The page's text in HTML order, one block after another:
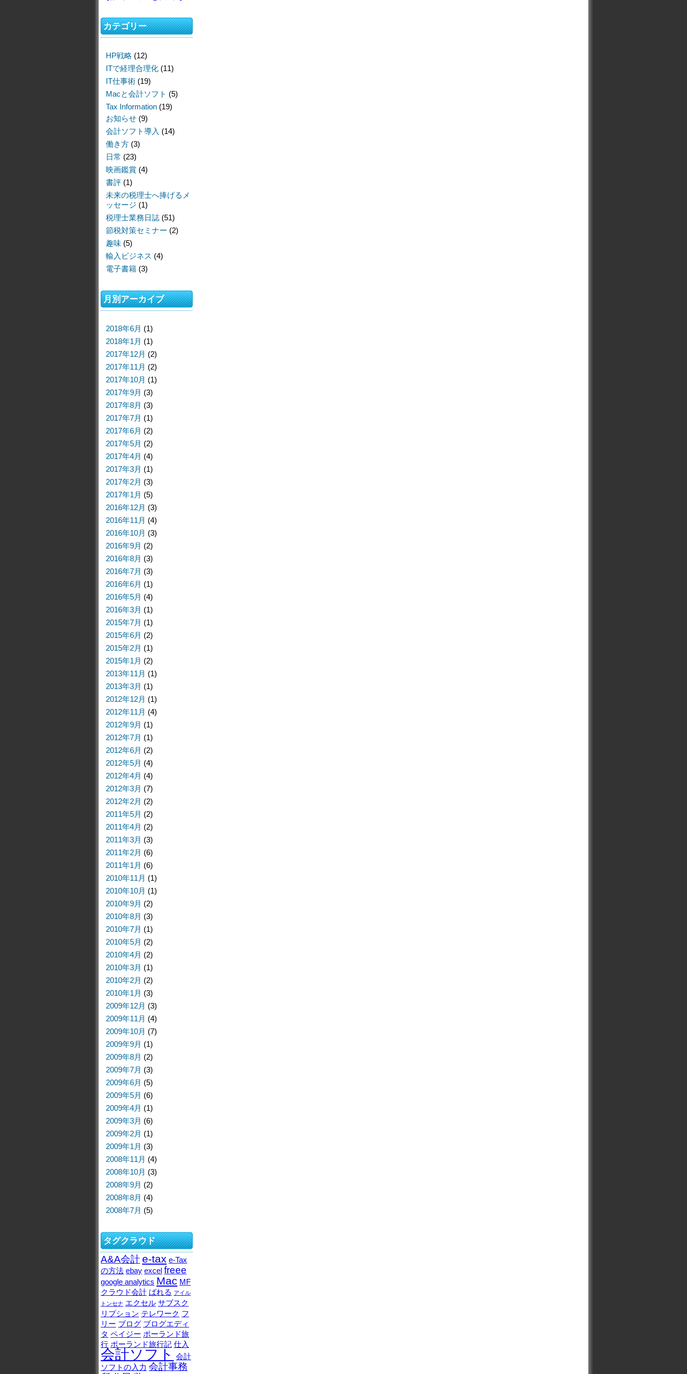
カテゴリー
HP戦略 (12)
ITで経理合理化 (11)
IT仕事術 (19)
Macと会計ソフト (5)
Tax Information (19)
お知らせ (9)
会計ソフト導入 (14)
働き方 (3)
日常 (23)
映画鑑賞 (4)
書評 (1)
未来の税理士へ捧げるメ
ッセージ (1)
税理士業務日誌 (51)
節税対策セミナー (2)
趣味 (5)
輸入ビジネス (4)
電子書籍 (3)
月別アーカイブ
2018年6月 (1)
2018年1月 (1)
2017年12月 (2)
2017年11月 (2)
2017年10月 (1)
2017年9月 (3)
2017年8月 (3)
2017年7月 (1)
2017年6月 (2)
2017年5月 (2)
2017年4月 (4)
2017年3月 (1)
2017年2月 (3)
2017年1月 (5)
2016年12月 (3)
2016年11月 (4)
2016年10月 (3)
2016年9月 (2)
2016年8月 (3)
2016年7月 (3)
2016年6月 (1)
2016年5月 (4)
2016年3月 (1)
2015年7月 (1)
2015年6月 (2)
2015年2月 (1)
2015年1月 (2)
2013年11月 (1)
2013年3月 (1)
2012年12月 (1)
2012年11月 (4)
2012年9月 (1)
2012年7月 (1)
2012年6月 (2)
2012年5月 (4)
2012年4月 (4)
2012年3月 (7)
2012年2月 (2)
2011年5月 (2)
2011年4月 (2)
2011年3月 (3)
2011年2月 (6)
2011年1月 (6)
2010年11月 (1)
2010年10月 (1)
2010年9月 (2)
2010年8月 (3)
2010年7月 (1)
2010年5月 (2)
2010年4月 (2)
2010年3月 (1)
2010年2月 (2)
2010年1月 (3)
2009年12月 (3)
2009年11月 (4)
2009年10月 (7)
2009年9月 (1)
2009年8月 (2)
2009年7月 (3)
2009年6月 (5)
2009年5月 (6)
2009年4月 (1)
2009年3月 (6)
2009年2月 (1)
2009年1月 (3)
2008年11月 (4)
2008年10月 (3)
2008年9月 (2)
2008年8月 (4)
2008年7月 (5)
タグクラウド
A&A会計e-tax e-Tax
の方法 ebay excel freee
google analytics Mac MF
クラウド会計 ばれる アイル
トンセナ エクセル サブスク
リプション テレワーク フ
リー ブログ ブログエディ
タ ペイジー ポーランド旅
行 ポーランド旅行記 仕入
会計ソフト
会計
ソフトの入力 会計事務